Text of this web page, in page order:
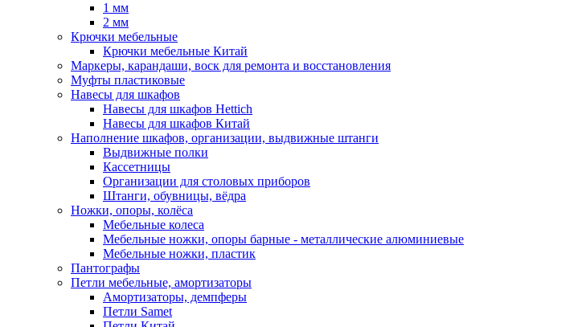
1 мм
2 мм
Крючки мебельные
Крючки мебельные Китай
Маркеры, карандаши, воск для ремонта и восстановления
Муфты пластиковые
Навесы для шкафов
Навесы для шкафов Hettich
Навесы для шкафов Китай
Наполнение шкафов, организации, выдвижные штанги
Выдвижные полки
Кассетницы
Организации для столовых приборов
Штанги, обувницы, вёдра
Ножки, опоры, колёса
Мебельные колеса
Мебельные ножки, опоры барные - металлические алюминиевые
Мебельные ножки, пластик
Пантографы
Петли мебельные, амортизаторы
Амортизаторы, демпферы
Петли Samet